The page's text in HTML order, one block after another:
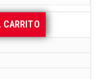
CARRITO